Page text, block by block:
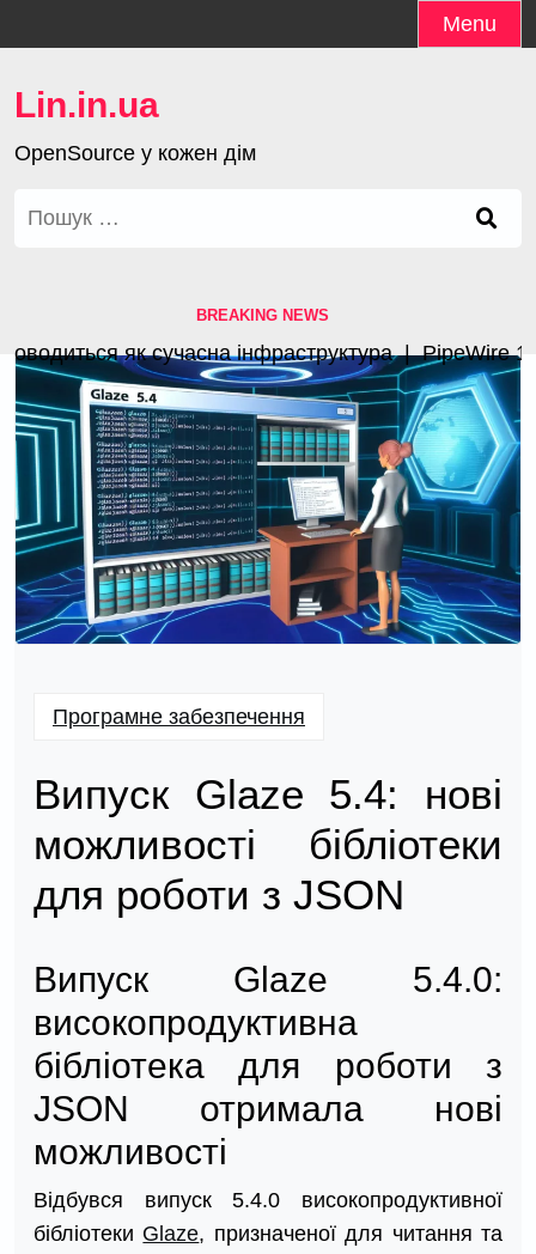
to
Menu
Lin.in.ua
OpenSource у кожен дім
Пошук:
BREAKING NEWS
як сучасна інфраструктура |PipeWire 1.4.3
Програмне забезпечення
Випуск Glaze 5.4: нові
можливості бібліотеки
для роботи з JSON
Випуск Glaze 5.4.0:
високопродуктивна
бібліотека для роботи з
JSON отримала нові
можливості
Відбувся випуск 5.4.0 високопродуктивної
бібліотеки Glaze, призначеної для читання та